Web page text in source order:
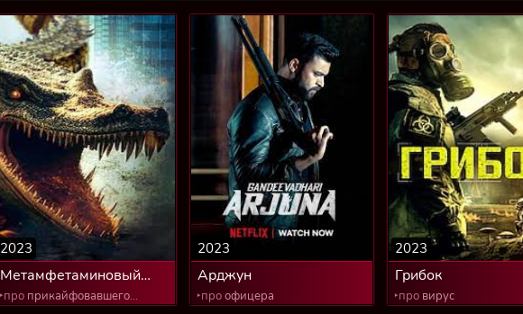
Метамфетаминовый
аллигатор
2023
‣про прикайфовавшего
Арджун
2023
‣проофицера
Грибок
2023
‣про вирус